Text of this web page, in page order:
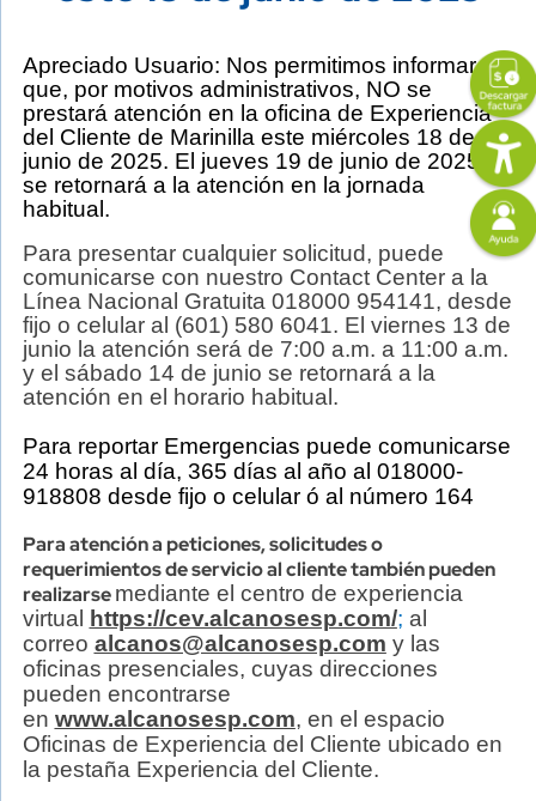
Content
Descripción
Apreciado Usuario: Nos permitimos informar
que, por motivos administrativos, NO se
prestará atención en la oficina de Experiencia
del Cliente de Marinilla este miércoles 18 de
junio de 2025. El jueves 19 de junio de 2025,
se retornará a la atención en la jornada
habitual.
Para presentar cualquier solicitud, puede
comunicarse con nuestro Contact Center a la
Línea Nacional Gratuita 018000 954141, desde
fijo o celular al (601) 580 6041. El viernes 13 de
junio la atención será de 7:00 a.m. a 11:00 a.m.
y el sábado 14 de junio se retornará a la
atención en el horario habitual.
Para reportar Emergencias puede comunicarse
24 horas al día, 365 días al año al 018000-
918808 desde fijo o celular ó al número 164
Para atención a peticiones, solicitudes o
requerimientos de servicio al cliente también pueden
realizarsemediante el centro de experiencia
virtual
https://cev.alcanosesp.com/; al
correo alcanos@alcanosesp.com y las
oficinas presenciales, cuyas direcciones
pueden encontrarse
en www.alcanosesp.com, en el espacio
Oficinas de Experiencia del Cliente ubicado en
la pestaña Experiencia del Cliente.
icon
Imagen
link
Imagen
Imagen